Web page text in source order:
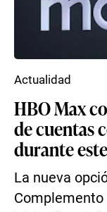
HBO Max
de cuentas
durante
La nueva
Actualidad